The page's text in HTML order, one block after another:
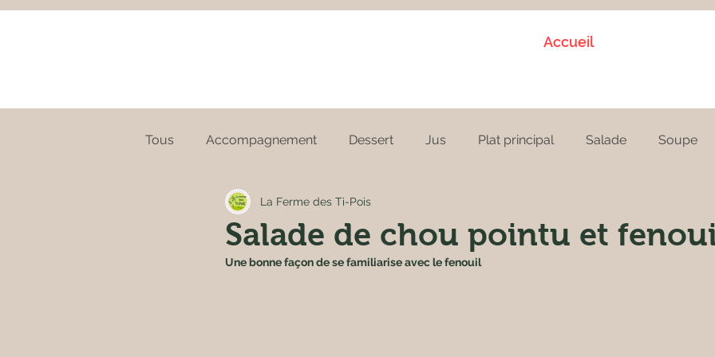
Accueil
Tous Accompagnement Dessert Jus Plat principal Salade Soupe
Salade de chou pointu et
La Ferme des Ti-Pois
Une bonne façon de se familiarise avec le fenouil